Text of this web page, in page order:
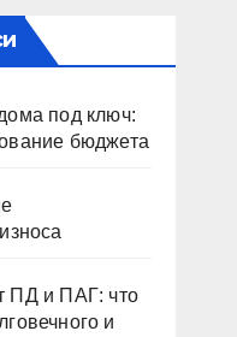
под ключ:
бюджета
ПД и ПАГ: что
и